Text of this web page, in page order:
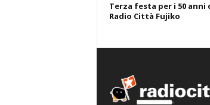
Terza festa per i 50 anni
Radio Città Fujiko